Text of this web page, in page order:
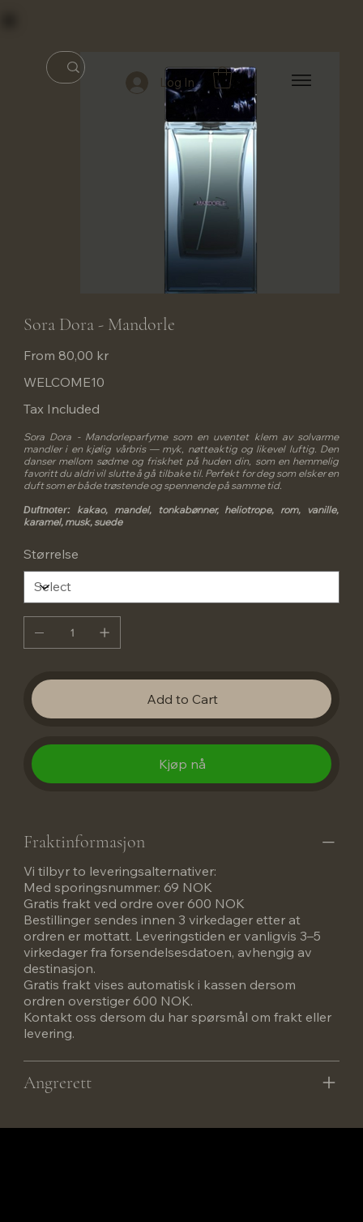
Log In
Sora Dora - Mandorle
From 80,00 kr
WELCOME10
Tax Included
Sora Dora - Mandorleparfyme som en uventet klem av solvarme
mandler i en kjølig vårbris — myk, nøtteaktig og likevel luftig. Den
danser mellom sødme og friskhet på huden din, som en hemmelig
favoritt du aldri vil slutte å gå tilbake til. Perfekt for deg som elsker en
duft som er både trøstende og spennende på samme tid.
Duftnoter: kakao, mandel, tonkabønner, heliotrope, rom, vanille,
karamel, musk, suede
Størrelse
Add to Cart
Kjøp nå
Fraktinformasjon
Vi tilbyr to leveringsalternativer:
Med sporingsnummer: 69 NOK
Gratis frakt ved ordre over 600 NOK
Bestillinger sendes innen 3 virkedager etter at
ordren er mottatt. Leveringstiden er vanligvis 3–5
virkedager fra forsendelsesdatoen, avhengig av
destinasjon.
Gratis frakt vises automatisk i kassen dersom
ordren overstiger 600 NOK.
Kontakt oss dersom du har spørsmål om frakt eller
levering.
Angrerett